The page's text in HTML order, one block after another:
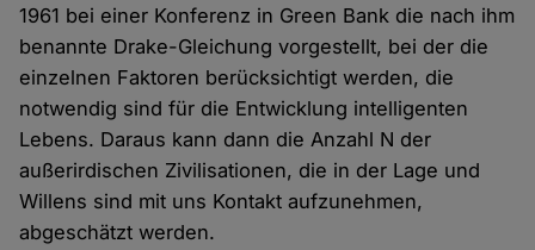
1961 bei einer Konferenz in Green Bank die nach ihm
benannte Drake-Gleichung vorgestellt, bei der die
einzelnen Faktoren berücksichtigt werden, die
notwendig sind für die Entwicklung intelligenten
Lebens. Daraus kann dann die Anzahl N der
außerirdischen Zivilisationen, die in der Lage und
Willens sind mit uns Kontakt aufzunehmen,
abgeschätzt werden.